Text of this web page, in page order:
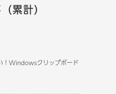
累計）
！Windowsクリップボード